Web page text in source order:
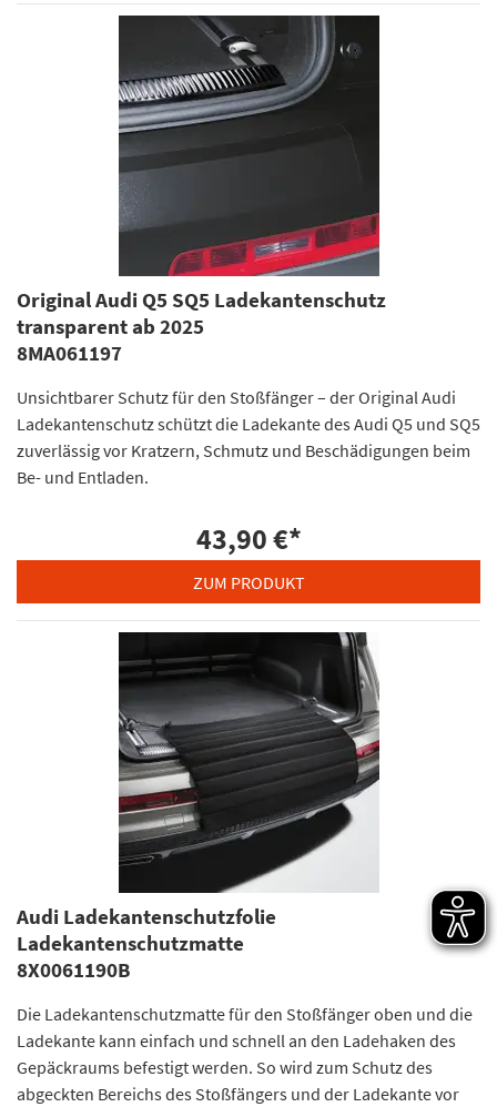
Original Audi Q5 SQ5 Ladekantenschutz
transparent ab 2025
8MA061197
Unsichtbarer Schutz für den Stoßfänger – der Original Audi
Ladekantenschutz schützt die Ladekante des Audi Q5 und SQ5
zuverlässig vor Kratzern, Schmutz und Beschädigungen beim
Be- und Entladen.
43,90 €*
ZUM PRODUKT
Audi Ladekantenschutzfolie
Ladekantenschutzmatte
8X0061190B
Die Ladekantenschutzmatte für den Stoßfänger oben und die
Ladekante kann einfach und schnell an den Ladehaken des
Gepäckraums befestigt werden. So wird zum Schutz des
abgeckten Bereichs des Stoßfängers und der Ladekante vor